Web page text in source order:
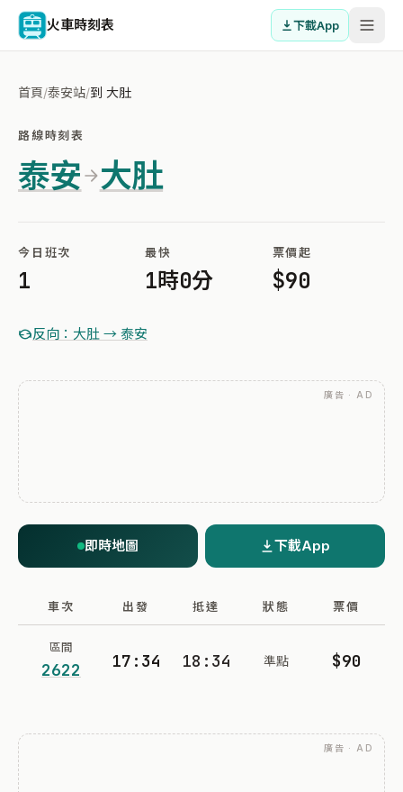
火車時刻表 下載App
首頁/泰安站/到 大肚
路線時刻表
泰安 大肚
今日班次
1
最快
1時0分
票價起
$90
反向：大肚 → 泰安
廣告 · AD
即時地圖 下載App
車次 出發 抵達 狀態 票價
區間
2622 17:34 18:34 準點 $90
廣告 · AD